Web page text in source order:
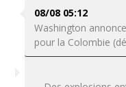
08/08 05:12
Washington
pour la Colombie